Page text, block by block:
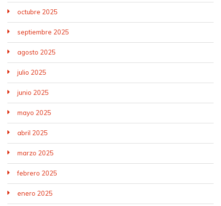
octubre 2025
septiembre 2025
agosto 2025
julio 2025
junio 2025
mayo 2025
abril 2025
marzo 2025
febrero 2025
enero 2025